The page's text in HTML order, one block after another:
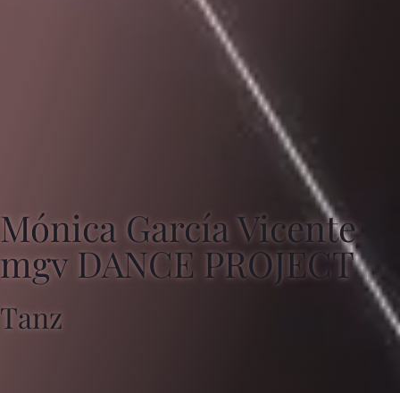
Mónica García Vicente
mgv DANCE PROJECT
Tanz